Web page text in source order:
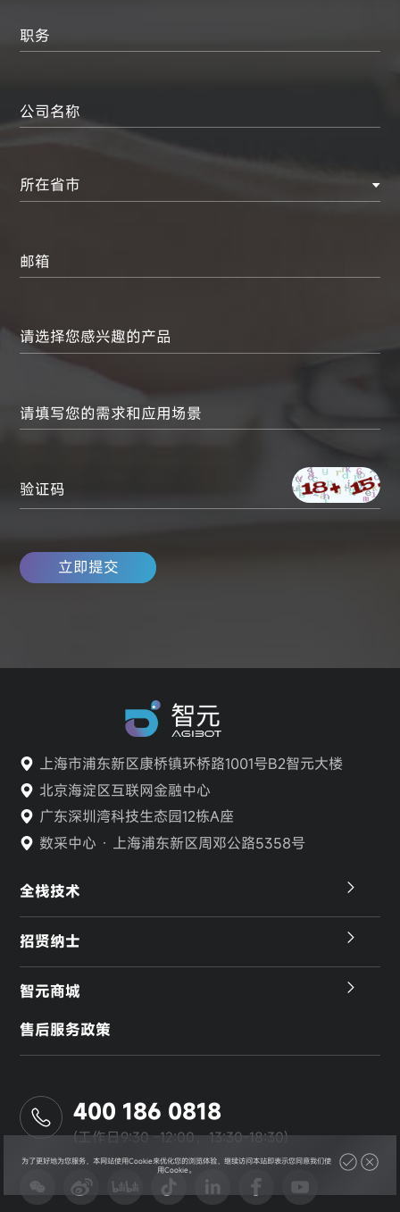
职务
公司名称
所在省市
邮箱
请填写您的需求和应用场景
验证码
立即提交
为了更好地为您服务，本网站使用Cookie来优化您的浏览体验，继续访问本站即表示您同意我们使
用Cookie。
上海市浦东新区康桥镇环桥路1001号B2智元大楼
北京海淀区互联网金融中心
广东深圳湾科技生态园12栋A座
数采中心 · 上海浦东新区周邓公路5358号
全栈技术
智元商城
售后服务政策
招贤纳士
400 186 0818
(工作日9:30 -12:00，13:30-18:30)